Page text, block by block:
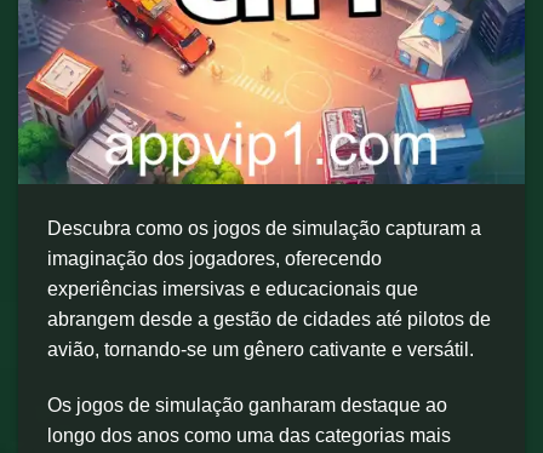
Descubra como os jogos de simulação capturam a
imaginação dos jogadores, oferecendo
experiências imersivas e educacionais que
abrangem desde a gestão de cidades até pilotos de
avião, tornando-se um gênero cativante e versátil.
Os jogos de simulação ganharam destaque ao
longo dos anos como uma das categorias mais